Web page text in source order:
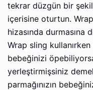
tekrar düzgün bir
içerisine oturtun.
hizasında durmasına
Wrap sling
bebeğinizi
yerleştirmişsiniz
parmağınızın